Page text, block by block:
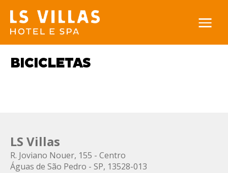
BICICLETAS
LS Villas
R. Joviano Nouer, 155 - Centro
Águas de São Pedro - SP, 13528-013